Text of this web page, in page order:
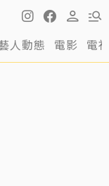
人動態 電影 電